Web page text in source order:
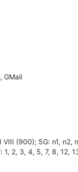
GMail
(900); 5G: n1, n2,
2, 3, 4, 5, 7, 8, 12,